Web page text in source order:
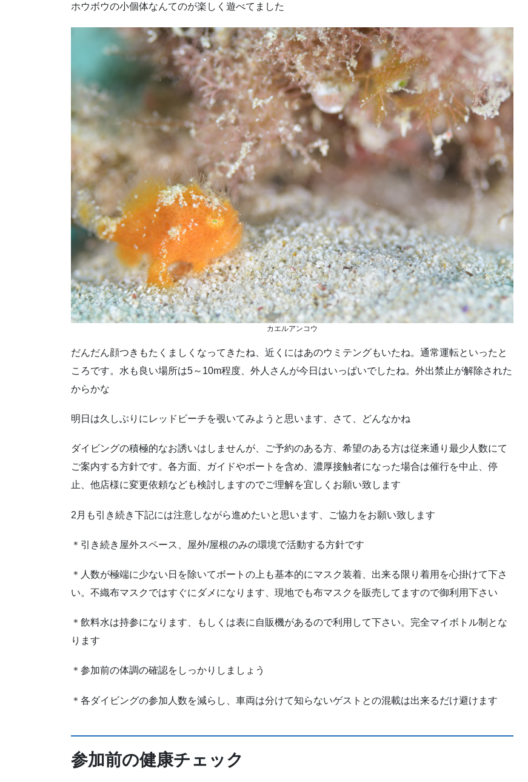
ホウボウの小個体なんてのが楽しく遊べてました
カエルアンコウ
だんだん顔つきもたくましくなってきたね、近くにはあのウミテングもいたね。通常運転といったと
ころです。水も良い場所は5～10m程度、外人さんが今日はいっぱいでしたね。外出禁止が解除された
からかな
明日は久しぶりにレッドビーチを覗いてみようと思います、さて、どんなかね
ダイビングの積極的なお誘いはしませんが、ご予約のある方、希望のある方は従来通り最少人数にて
ご案内する方針です。各方面、ガイドやボートを含め、濃厚接触者になった場合は催行を中止、停
止、他店様に変更依頼なども検討しますのでご理解を宜しくお願い致します
2月も引き続き下記には注意しながら進めたいと思います、ご協力をお願い致します
＊引き続き屋外スペース、屋外/屋根のみの環境で活動する方針です
＊人数が極端に少ない日を除いてボートの上も基本的にマスク装着、出来る限り着用を心掛けて下さ
い。不織布マスクではすぐにダメになります、現地でも布マスクを販売してますので御利用下さい
＊飲料水は持参になります、もしくは表に自販機があるので利用して下さい。完全マイボトル制とな
ります
＊参加前の体調の確認をしっかりしましょう
＊各ダイビングの参加人数を減らし、車両は分けて知らないゲストとの混載は出来るだけ避けます
参加前の健康チェック